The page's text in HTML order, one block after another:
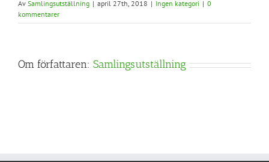
Av Samlingsutställning | april 27th, 2018 | Ingen kategori | 0
kommentarer
Om författaren: Samlingsutställning